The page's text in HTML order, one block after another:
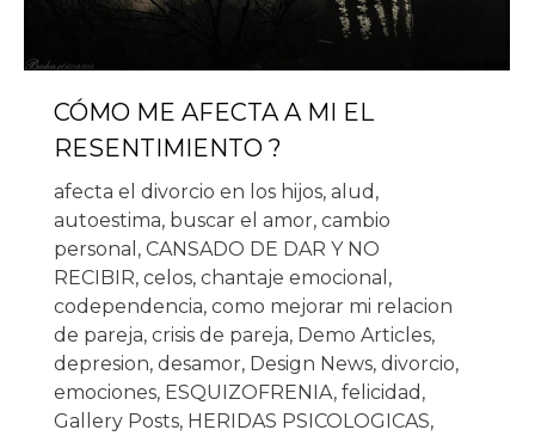
CÓMO ME AFECTA A MI EL
RESENTIMIENTO ?
afecta el divorcio en los hijos, alud ,
autoestima, buscar el amor, cambio
personal , CANSADO DE DAR Y NO
RECIBIR, celos, chantaje emocional ,
codependencia, como mejorar mi relacion
de pareja, crisis de pareja, Demo Articles,
depresion, desamor, Design News, divorcio,
emociones, ESQUIZOFRENIA, felicidad ,
Gallery Posts, HERIDAS PSICOLOGICAS,